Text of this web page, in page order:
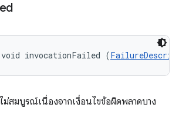
invocationFailed (
ไม่สมบูรณ์เนื่องจากเงื่อนไขข้อผิดพลาดบาง